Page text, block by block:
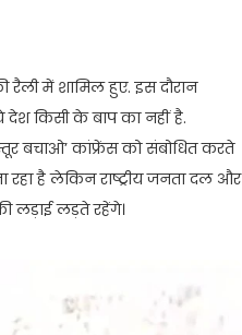
में शामिल हुए. इस दौरान
किसी के बाप का नहीं है.
बचाओ’ कांफ्रेंस को संबोधित करते
है लेकिन राष्ट्रीय जनता दल और
लड़ाई लड़ते रहेंगे।